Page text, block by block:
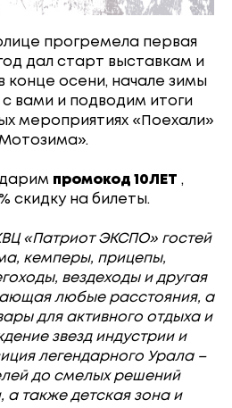
прогремела первая
дал старт выставкам и
конце осени, начале зимы
вами и подводим итоги
мероприятиях «Поехали»
дарим промокод 10ЛЕТ ,
скидку на билеты.
«Патриот ЭКСПО» гостей
кемперы, прицепы,
вездеходы и другая
любые расстояния, а
для активного отдыха и
звезд индустрии и
легендарного Урала –
до смелых решений
а также детская зона и